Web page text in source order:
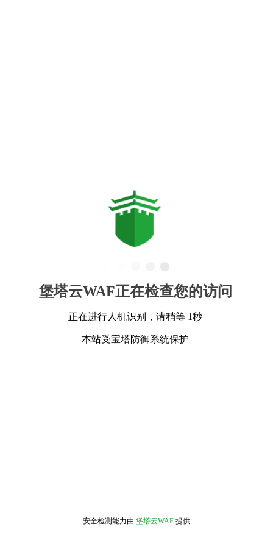
堡塔云WAF正在检查您的访问
正在进行人机识别，请稍等 1秒
本站受宝塔防御系统保护
安全检测能力由 堡塔云WAF 提供